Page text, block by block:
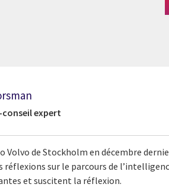
expert
Volvo de Stockholm en décembre
réflexions sur le parcours de
et suscitent la réflexion.